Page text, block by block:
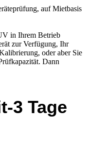
auf Mietbasis
in Ihrem Betrieb
zur Verfügung, Ihr
oder aber Sie
Dann
3 Tage